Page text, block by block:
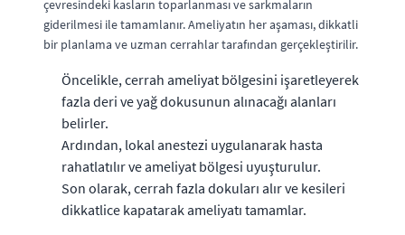
çevresindeki kasların toparlanması ve sarkmaların
giderilmesi ile tamamlanır. Ameliyatın her aşaması, dikkatli
bir planlama ve uzman cerrahlar tarafından gerçekleştirilir.
Öncelikle, cerrah ameliyat bölgesini işaretleyerek
fazla deri ve yağ dokusunun alınacağı alanları
belirler.
Ardından, lokal anestezi uygulanarak hasta
rahatlatılır ve ameliyat bölgesi uyuşturulur.
Son olarak, cerrah fazla dokuları alır ve kesileri
dikkatlice kapatarak ameliyatı tamamlar.